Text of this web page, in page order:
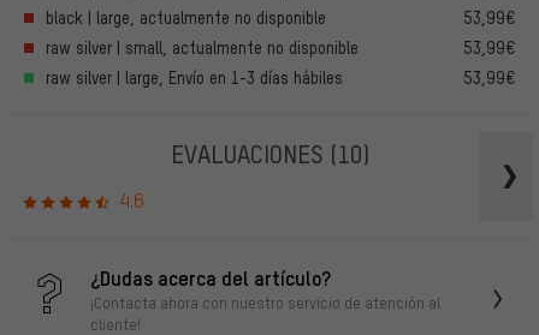
black | large, actualmente no disponible
53,99€
raw silver | small, actualmente no disponible
53,99€
raw silver | large, Envío en 1-3 días hábiles
53,99€
EVALUACIONES (10)
4.6
¿Dudas acerca del artículo?
¡Contacta ahora con nuestro servicio de atención al
cliente!